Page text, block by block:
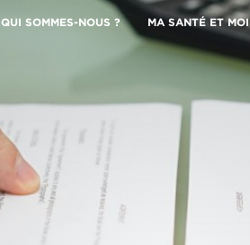
QUI SOMMES-NOUS ? MA SANTÉ ET MOI